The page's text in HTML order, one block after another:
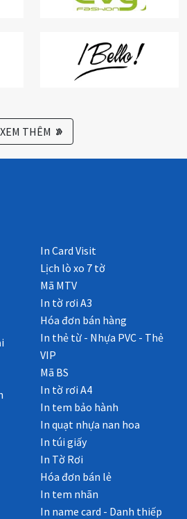
XEM THÊM
In Card Visit
Lịch lò xo 7 tờ
Mã MTV
In tờ rơi A3
Hóa đơn bán hàng
In thẻ từ - Nhựa PVC - Thẻ
VIP
Mã BS
In tờ rơi A4
In tem bảo hành
In quạt nhựa nan hoa
In túi giấy
In Tờ Rơi
Hóa đơn bán lẻ
In tem nhãn
In name card - Danh thiếp